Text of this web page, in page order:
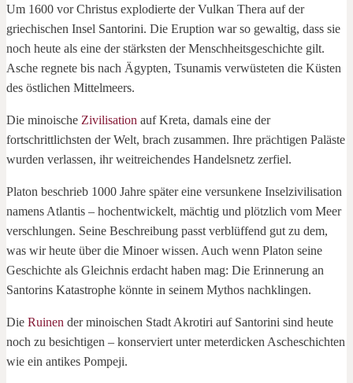
Um 1600 vor Christus explodierte der Vulkan Thera auf der
griechischen Insel Santorini. Die Eruption war so gewaltig, dass sie
noch heute als eine der stärksten der Menschheitsgeschichte gilt.
Asche regnete bis nach Ägypten, Tsunamis verwüsteten die Küsten
des östlichen Mittelmeers.
Die minoische Zivilisation auf Kreta, damals eine der
fortschrittlichsten der Welt, brach zusammen. Ihre prächtigen Paläste
wurden verlassen, ihr weitreichendes Handelsnetz zerfiel.
Platon beschrieb 1000 Jahre später eine versunkene Inselzivilisation
namens Atlantis – hochentwickelt, mächtig und plötzlich vom Meer
verschlungen. Seine Beschreibung passt verblüffend gut zu dem,
was wir heute über die Minoer wissen. Auch wenn Platon seine
Geschichte als Gleichnis erdacht haben mag: Die Erinnerung an
Santorins Katastrophe könnte in seinem Mythos nachklingen.
Die Ruinen der minoischen Stadt Akrotiri auf Santorini sind heute
noch zu besichtigen – konserviert unter meterdicken Ascheschichten
wie ein antikes Pompeji.